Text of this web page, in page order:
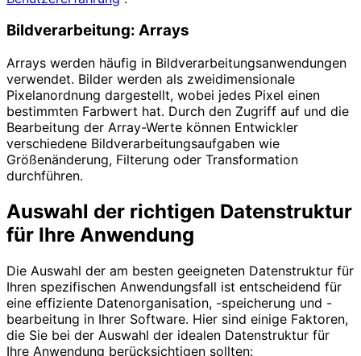
Bildverarbeitung: Arrays
Arrays werden häufig in Bildverarbeitungsanwendungen
verwendet. Bilder werden als zweidimensionale
Pixelanordnung dargestellt, wobei jedes Pixel einen
bestimmten Farbwert hat. Durch den Zugriff auf und die
Bearbeitung der Array-Werte können Entwickler
verschiedene Bildverarbeitungsaufgaben wie
Größenänderung, Filterung oder Transformation
durchführen.
Auswahl der richtigen Datenstruktur
für Ihre Anwendung
Die Auswahl der am besten geeigneten Datenstruktur für
Ihren spezifischen Anwendungsfall ist entscheidend für
eine effiziente Datenorganisation, -speicherung und -
bearbeitung in Ihrer Software. Hier sind einige Faktoren,
die Sie bei der Auswahl der idealen Datenstruktur für
Ihre Anwendung berücksichtigen sollten: